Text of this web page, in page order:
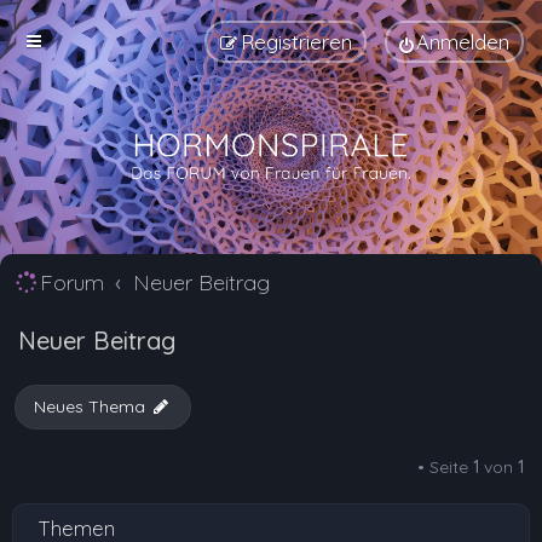
Anmelden
Registrieren
Forum Neuer Beitrag
Neuer Beitrag
Neues Thema
• Seite 1 von 1
Themen